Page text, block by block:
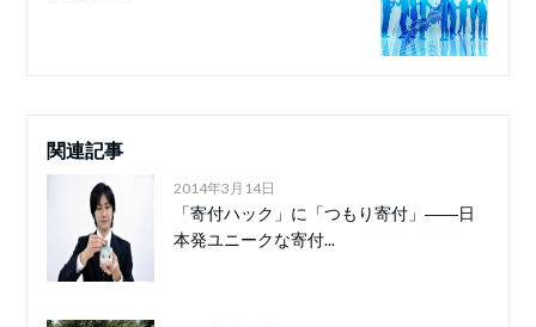
関連記事
2014年3月14日
「寄付ハック」に「つもり寄付」――日
本発ユニークな寄付...